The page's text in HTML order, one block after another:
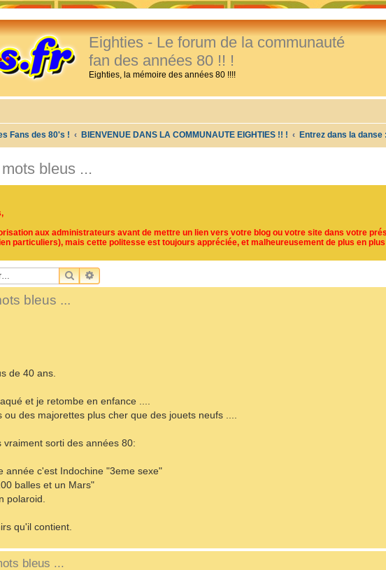
Eighties - Le forum de la communauté
fan des années 80 !! !
Eighties, la mémoire des années 80 !!!!
Fans des 80's ! BIENVENUE DANS LA COMMUNAUTE EIGHTIES !! ! Entrez dans la
bleus ...
aux administrateurs avant de mettre un lien vers votre blog ou votre site dans votre
particuliers), mais cette politesse est toujours appréciée, et malheureusement de plus en
RECHERCHER
RECHERCHE AVANCÉE
bleus ...
de 40 ans.
et je retombe en enfance ....
des majorettes plus cher que des jouets neufs ....
sorti des années 80:
année c'est Indochine "3eme sexe"
balles et un Mars"
polaroid.
qu'il contient.
bleus ...